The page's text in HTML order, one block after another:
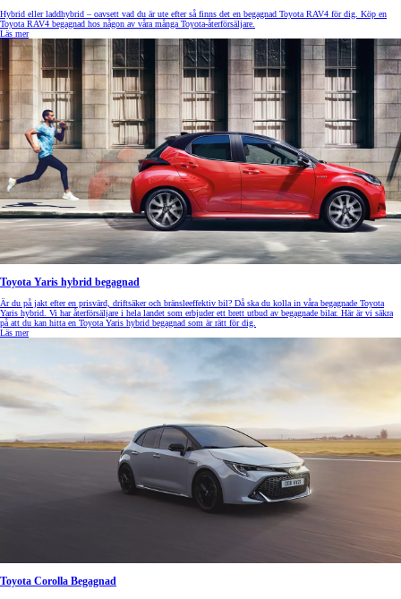
Hybrid eller laddhybrid – oavsett vad du är ute efter så finns det en begagnad Toyota RAV4 för dig. Köp en
Toyota RAV4 begagnad hos någon av våra många Toyota-återförsäljare.
Läs mer
Toyota Yaris hybrid begagnad
Är du på jakt efter en prisvärd, driftsäker och bränsleeffektiv bil? Då ska du kolla in våra begagnade Toyota
Yaris hybrid. Vi har återförsäljare i hela landet som erbjuder ett brett utbud av begagnade bilar. Här är vi säkra
på att du kan hitta en Toyota Yaris hybrid begagnad som är rätt för dig.
Läs mer
Toyota Corolla Begagnad